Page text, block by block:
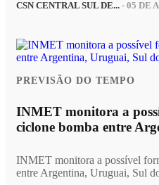
CSN CENTRAL SUL DE... - 05 DE
PREVISÃO DO TEMPO
INMET monitora a
ciclone bomba entre
INMET monitora a possível
entre Argentina, Uruguai, Sul